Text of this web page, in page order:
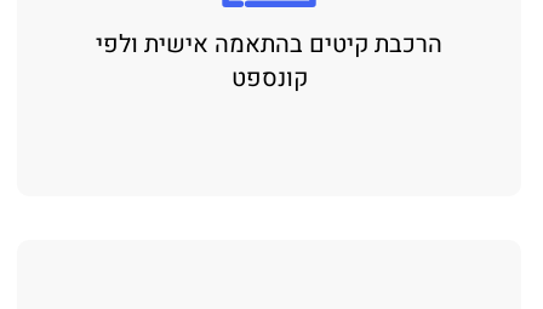
הרכבת קיטים בהתאמה אישית ולפי
קונספט